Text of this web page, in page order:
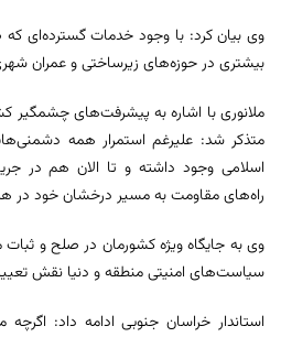
وی بیان کرد: با وجود خدمات گسترده‌ای
بیشتری در حوزه‌های زیرساختی و عمران
ملانوری با اشاره به پیشرفت‌های چشمگیر
متذکر شد: علیرغم استمرار همه
اسلامی وجود داشته و تا الان هم در
راه‌های مقاومت به مسیر درخشان خود در
وی به جایگاه ویژه کشورمان در صلح و
سیاست‌های امنیتی منطقه و دنیا نقش
استاندار خراسان جنوبی ادامه داد: